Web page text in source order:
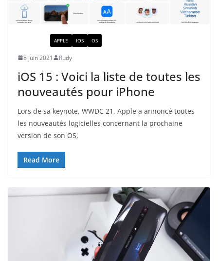
APPLE IOS OS
8 juin 2021 Rudy
iOS 15 : Voici la liste de toutes les
nouveautés pour iPhone
Lors de sa keynote, WWDC 21, Apple a annoncé toutes
les nouveautés logicielles concernant la prochaine
version de son OS,
Read More